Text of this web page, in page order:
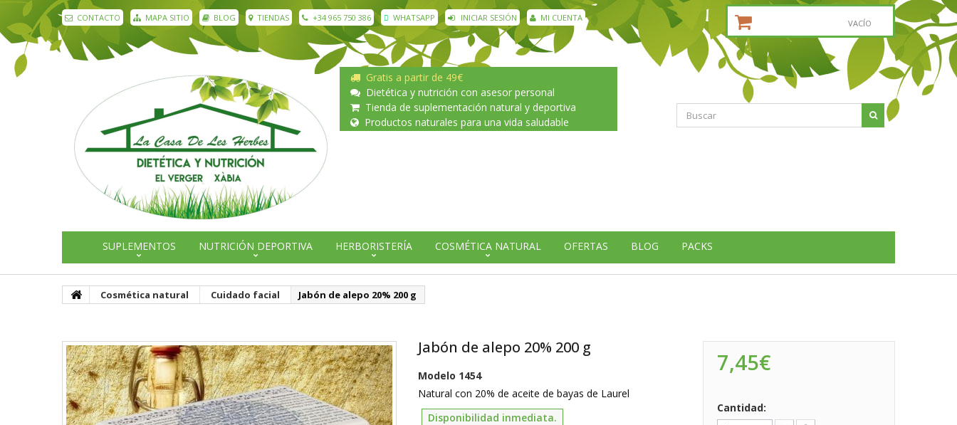
VACÍO
CONTACTO MAPA SITIO BLOG TIENDAS +34 965 750 386 WHATSAPP INICIAR SESIÓN MI CUENTA
Gratis a partir de 49€
Dietética y nutrición con asesor personal
Tienda de suplementación natural y deportiva
Productos naturales para una vida saludable
SUPLEMENTOS NUTRICIÓN DEPORTIVA HERBORISTERÍA COSMÉTICA NATURAL OFERTAS BLOG PACKS
Cosmética natural Cuidado facial Jabón de alepo 20% 200 g
Jabón de alepo 20% 200 g
Modelo 1454
Natural con 20% de aceite de bayas de Laurel
Disponibilidad inmediata.
7,45€
Cantidad: